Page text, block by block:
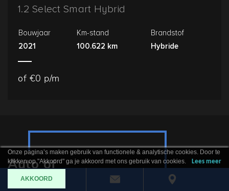
1.2 Select Smart Hybrid
Bouwjaar
2021
Km-stand
100.622 km
Brandstof
Hybride
of €0 p/m
Auto of
verhuiswagen huren?
Onze pagina’s maken gebruik van functionele & analytische cookies. Door te
klikken op "Akkoord" ga je akkoord met ons gebruik van cookies.
Lees meer
AKKOORD